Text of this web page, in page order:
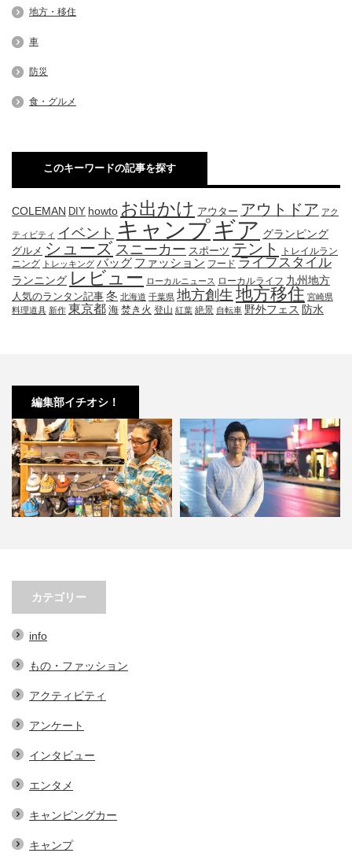
地方・移住
車
防災
食・グルメ
このキーワードの記事を探す
COLEMAN DIY howto お出かけ アウター アウトドア アク
ティビティ イベント キャンプギア グランピング
グルメ シューズ スニーカー スポーツ テント
トレイルラン
ニング トレッキング バッグ ファッション フード ライフスタイル
ランニング レビュー ローカルニュース ローカルライフ 九州地方
人気のランタン記事 冬 北海道 千葉県 地方創生 地方移住 宮崎県
料理道具 新作 東京都 海 焚き火 登山 紅葉 絶景 自転車 野外フェス 防水
編集部イチオシ！
小林市の起爆剤！青野さんが実践
する、地域おこし協力隊での…
カテゴリー
info
もの・ファッション
アクティビティ
アンケート
インタビュー
エンタメ
キャンピングカー
キャンプ